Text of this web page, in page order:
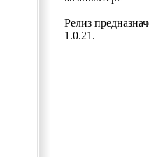
Релиз
1.0.21.